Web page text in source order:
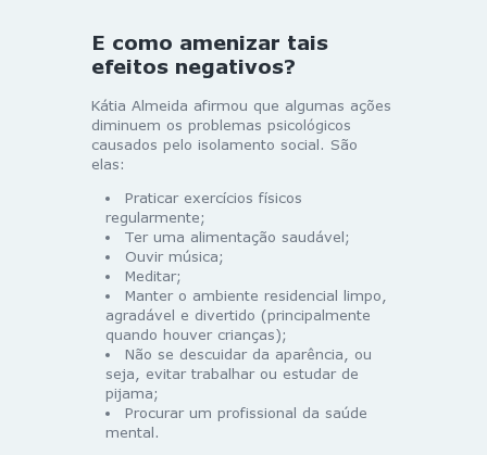
E como amenizar tais
efeitos negativos?
Kátia Almeida afirmou que algumas ações
diminuem os problemas psicológicos
causados pelo isolamento social. São
elas:
Praticar exercícios físicos
regularmente;
Ter uma alimentação saudável;
Ouvir música;
Meditar;
Manter o ambiente residencial limpo,
agradável e divertido (principalmente
quando houver crianças);
Não se descuidar da aparência, ou
seja, evitar trabalhar ou estudar de
pijama;
Procurar um profissional da saúde
mental.